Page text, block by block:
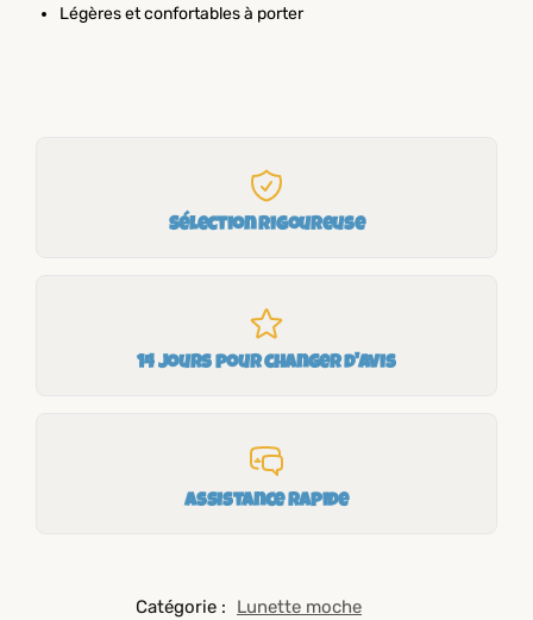
Légères et confortables à porter
Sélection rigoureuse
14 jours pour changer d'avis
Assistance rapide
Catégorie : Lunette moche